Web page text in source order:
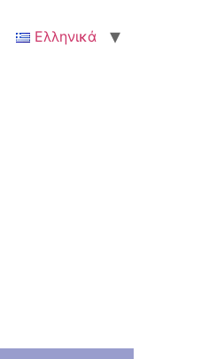
Ελληνικά